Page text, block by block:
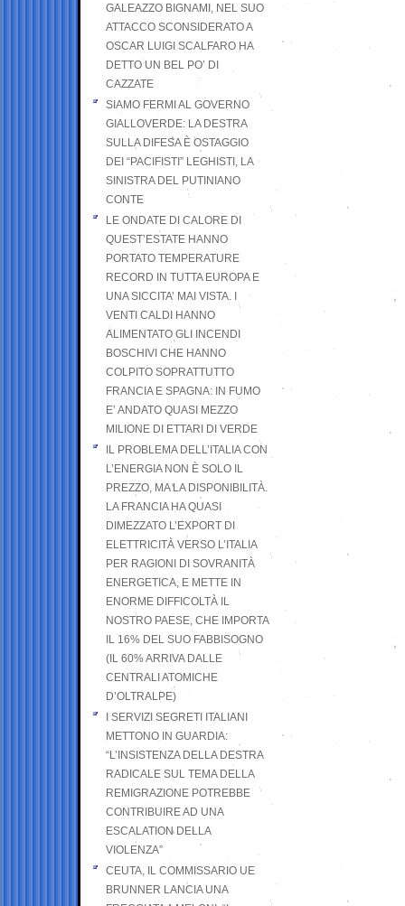
GALEAZZO BIGNAMI, NEL SUO
ATTACCO SCONSIDERATO A
OSCAR LUIGI SCALFARO HA
DETTO UN BEL PO’ DI
CAZZATE
SIAMO FERMI AL GOVERNO
GIALLOVERDE: LA DESTRA
SULLA DIFESA È OSTAGGIO
DEI “PACIFISTI” LEGHISTI, LA
SINISTRA DEL PUTINIANO
CONTE
LE ONDATE DI CALORE DI
QUEST’ESTATE HANNO
PORTATO TEMPERATURE
RECORD IN TUTTA EUROPA E
UNA SICCITA’ MAI VISTA. I
VENTI CALDI HANNO
ALIMENTATO GLI INCENDI
BOSCHIVI CHE HANNO
COLPITO SOPRATTUTTO
FRANCIA E SPAGNA: IN FUMO
E’ ANDATO QUASI MEZZO
MILIONE DI ETTARI DI VERDE
IL PROBLEMA DELL’ITALIA CON
L’ENERGIA NON È SOLO IL
PREZZO, MA LA DISPONIBILITÀ.
LA FRANCIA HA QUASI
DIMEZZATO L’EXPORT DI
ELETTRICITÀ VERSO L’ITALIA
PER RAGIONI DI SOVRANITÀ
ENERGETICA, E METTE IN
ENORME DIFFICOLTÀ IL
NOSTRO PAESE, CHE IMPORTA
IL 16% DEL SUO FABBISOGNO
(IL 60% ARRIVA DALLE
CENTRALI ATOMICHE
D’OLTRALPE)
I SERVIZI SEGRETI ITALIANI
METTONO IN GUARDIA:
“L’INSISTENZA DELLA DESTRA
RADICALE SUL TEMA DELLA
REMIGRAZIONE POTREBBE
CONTRIBUIRE AD UNA
ESCALATION DELLA
VIOLENZA”
CEUTA, IL COMMISSARIO UE
BRUNNER LANCIA UNA